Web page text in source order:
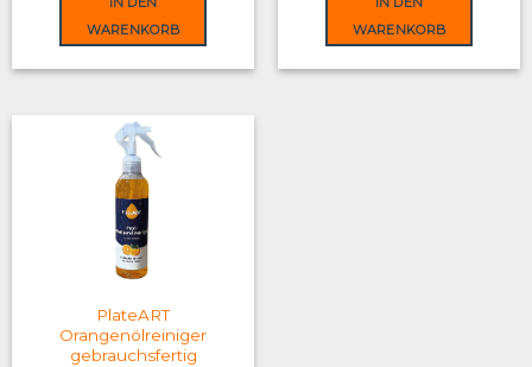
39,90 €.
WARENKORB
WARENKORB
PlateART
Orangenölreiniger
gebrauchsfertig